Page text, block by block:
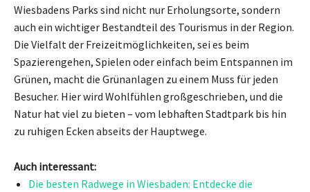
Wiesbadens Parks sind nicht nur Erholungsorte, sondern
auch ein wichtiger Bestandteil des Tourismus in der Region.
Die Vielfalt der Freizeitmöglichkeiten, sei es beim
Spazierengehen, Spielen oder einfach beim Entspannen im
Grünen, macht die Grünanlagen zu einem Muss für jeden
Besucher. Hier wird Wohlfühlen großgeschrieben, und die
Natur hat viel zu bieten – vom lebhaften Stadtpark bis hin
zu ruhigen Ecken abseits der Hauptwege.
Auch interessant:
Die besten Radwege in Wiesbaden: Entdecke die